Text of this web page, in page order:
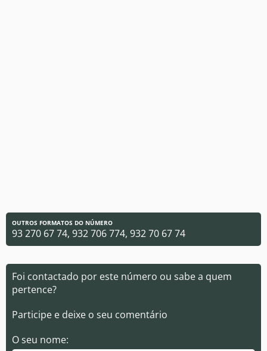
OUTROS FORMATOS DO NÚMERO
93 270 67 74, 932 706 774, 932 70 67 74
Foi contactado por este número ou sabe a quem
pertence?
Participe e deixe o seu comentário
O seu nome: